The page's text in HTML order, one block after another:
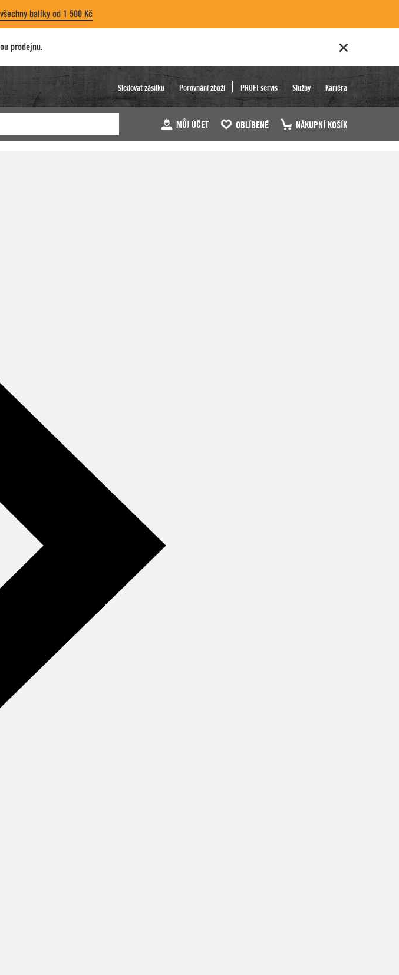
balíky od 1 500 Kč
prodejnu.
Sledovat zásilku Porovnání zboží PROFI servis Služby Kariéra
MŮJ ÚČET OBLÍBENÉ NÁKUPNÍ KOŠÍK